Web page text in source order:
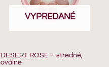
VYPREDANÉ
DESERT ROSE – stredné,
oválne